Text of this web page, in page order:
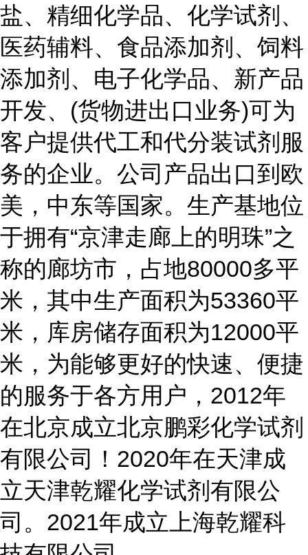
盐、精细化学品、化学试剂、
医药辅料、食品添加剂、饲料
添加剂、电子化学品、新产品
开发、(货物进出口业务)可为
客户提供代工和代分装试剂服
务的企业。公司产品出口到欧
美，中东等国家。生产基地位
于拥有“京津走廊上的明珠”之
称的廊坊市，占地80000多平
米，其中生产面积为53360平
米，库房储存面积为12000平
米，为能够更好的快速、便捷
的服务于各方用户，2012年
在北京成立北京鹏彩化学试剂
有限公司！2020年在天津成
立天津乾耀化学试剂有限公
司。2021年成立上海乾耀科